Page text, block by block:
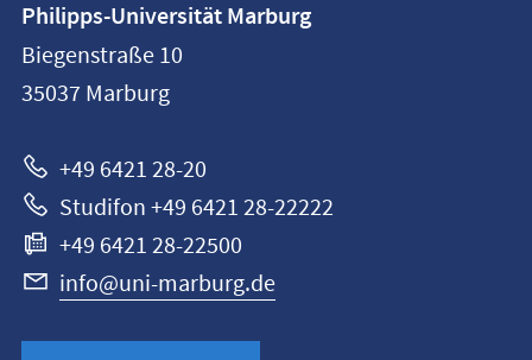
Philipps-
Universität
Marburg
Philipps-Universität Marburg
Biegenstraße 10
35037 Marburg
+49 6421 28-20
Studifon +49 6421 28-22222
+49 6421 28-22500
info@uni-marburg.de